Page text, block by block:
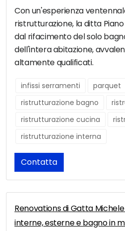
Con un'esperienza
ristrutturazione, la ditta
dal rifacimento del solo
dell'intera abitazione,
altamente qualificati.
infissi serramenti parquet
ristrutturazione bagno
ristrutturazione cucina
ristrutturazione interna
Contatta
Renovations di Gatta
interne, esterne e bagno in